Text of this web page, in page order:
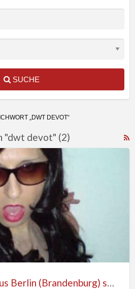
SUCHE
„DWT DEVOT“
"dwt devot" (2)
Devote Transe aus Berlin (Brandenburg) sucht geile Schwänze